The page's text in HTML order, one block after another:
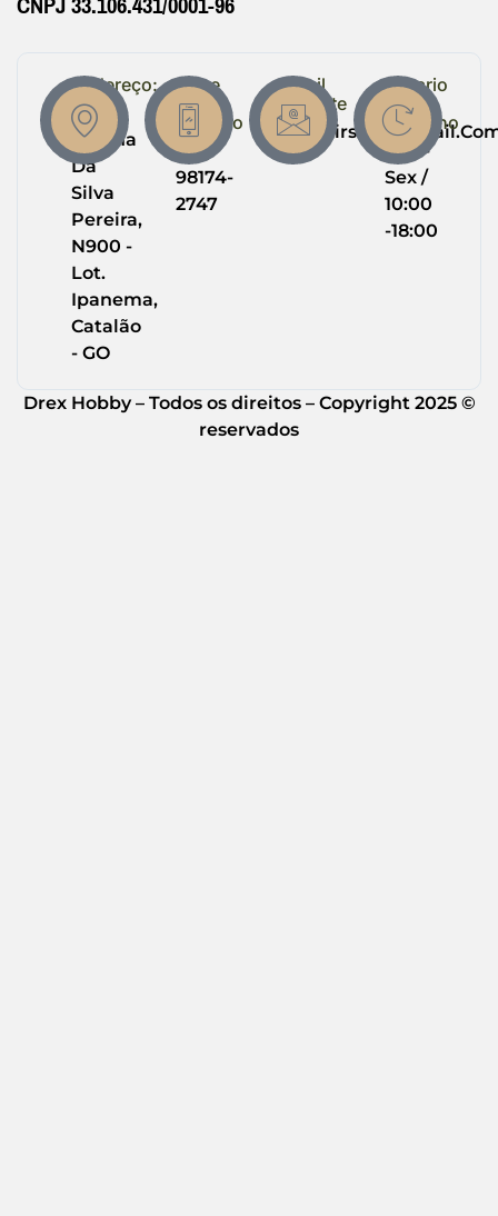
Endereço:
R.
Helena
Da
Silva
Pereira,
N900 -
Lot.
Ipanema,
Catalão
- GO
Entre
em
Contato
(64)
98174-
2747
Email
Suporte
Horario
de
Trabalho
Seg -
Sex /
10:00
-18:00
Drex Hobby – Todos os direitos – Copyright 2025 ©
reservados